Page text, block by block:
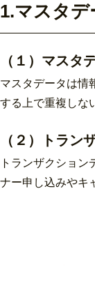
1.マスタ
（１）マスタ
マスタデータは情
する上で重複しな
（２）トラン
トランザクショ
ナー申し込みやキ